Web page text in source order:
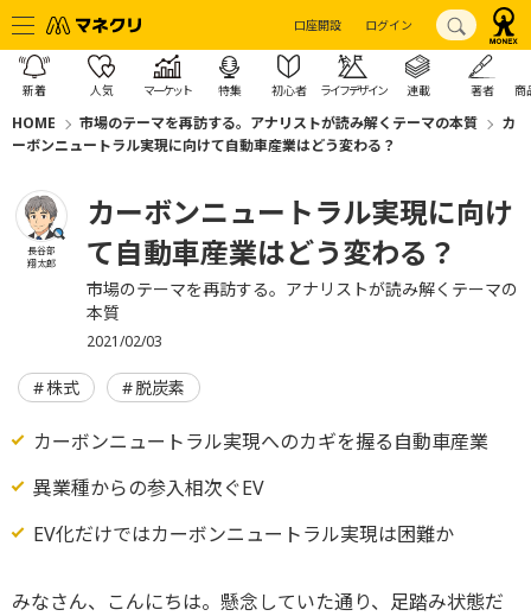
口座開設 ログイン
新着 人気 マーケット 特集 初心者 ライフデザイン 連載 著者 商
HOME 市場のテーマを再訪する。アナリストが読み解くテーマの本質
カ
ーボンニュートラル実現に向けて自動車産業はどう変わる？
長谷部
翔太郎
カーボンニュートラル実現に向け
て自動車産業はどう変わる？
市場のテーマを再訪する。アナリストが読み解くテーマの
本質
2021/02/03
株式 脱炭素
カーボンニュートラル実現へのカギを握る自動車産業
異業種からの参入相次ぐEV
EV化だけではカーボンニュートラル実現は困難か
みなさん、こんにちは。懸念していた通り、足踏み状態だ